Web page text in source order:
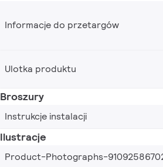
Informacje do przetargów
Ulotka produktu
Broszury
Instrukcje instalacji
Ilustracje
Product-Photographs-